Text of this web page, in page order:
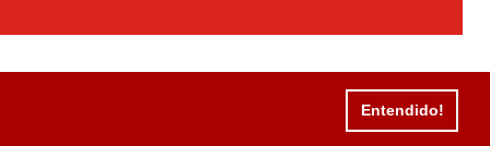
Entendido!